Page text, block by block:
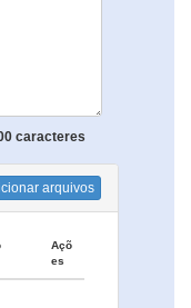
caracteres
arquivos
Açõ
es